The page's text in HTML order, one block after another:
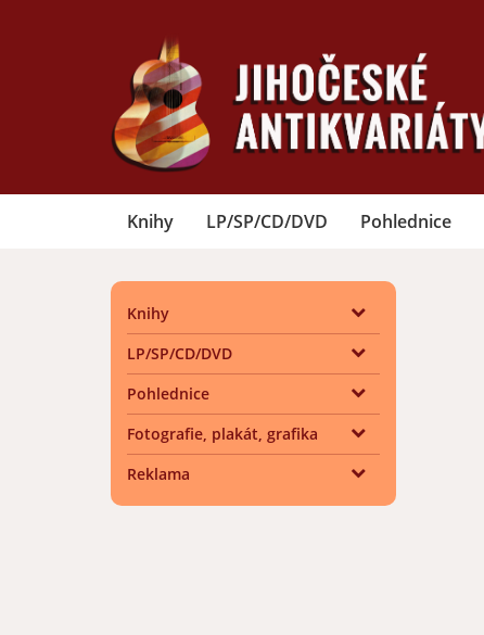
Knihy LP/SP/CD/DVD Pohlednice
Knihy
LP/SP/CD/DVD
Pohlednice
Fotografie, plakát, grafika
Reklama